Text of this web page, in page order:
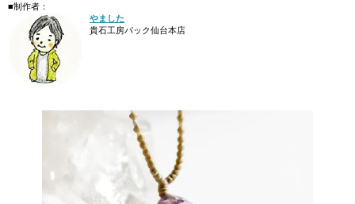
■制作者：
やました
貴石工房パック仙台本店